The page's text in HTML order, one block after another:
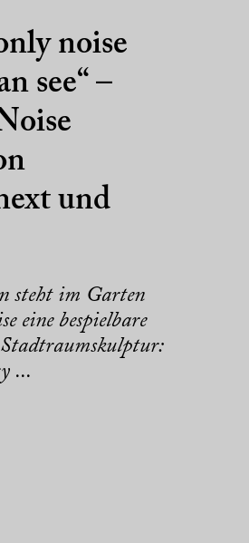
noise
see“ –
und
steht im Garten
eine bespielbare
...